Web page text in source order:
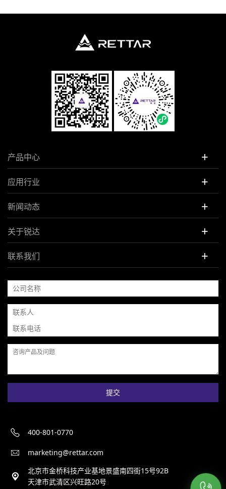
产品中心 +
应用行业 +
新闻动态 +
关于锐达 +
联系我们 +
提交
400-801-0770
marketing@rettar.com
北京市金桥科技产业基地景盛南四街15号92B
天津市武清区兴旺路20号